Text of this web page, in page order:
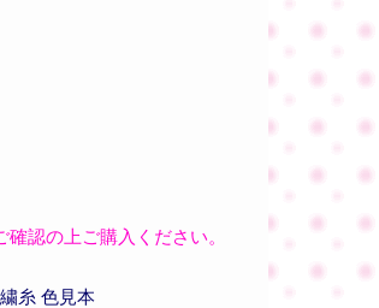
確認の上ご購入ください。
糸 色見本